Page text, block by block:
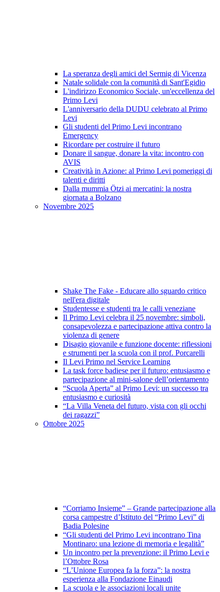
La speranza degli amici del Sermig di Vicenza
Natale solidale con la comunità di Sant'Egidio
L'indirizzo Economico Sociale, un'eccellenza del
Primo Levi
L'anniversario della DUDU celebrato al Primo
Levi
Gli studenti del Primo Levi incontrano
Emergency
Ricordare per costruire il futuro
Donare il sangue, donare la vita: incontro con
AVIS
Creatività in Azione: al Primo Levi pomeriggi di
talenti e diritti
Dalla mummia Ötzi ai mercatini: la nostra
giornata a Bolzano
Novembre 2025
Shake The Fake - Educare allo sguardo critico
nell'era digitale
Studentesse e studenti tra le calli veneziane
Il Primo Levi celebra il 25 novembre: simboli,
consapevolezza e partecipazione attiva contro la
violenza di genere
Disagio giovanile e funzione docente: riflessioni
e strumenti per la scuola con il prof. Porcarelli
Il Levi Primo nel Service Learning
La task force badiese per il futuro: entusiasmo e
partecipazione al mini-salone dell’orientamento
“Scuola Aperta” al Primo Levi: un successo tra
entusiasmo e curiosità
“La Villa Veneta del futuro, vista con gli occhi
dei ragazzi”
Ottobre 2025
“Corriamo Insieme” – Grande partecipazione alla
corsa campestre d’Istituto del “Primo Levi” di
Badia Polesine
“Gli studenti del Primo Levi incontrano Tina
Montinaro: una lezione di memoria e legalità”
Un incontro per la prevenzione: il Primo Levi e
l’Ottobre Rosa
“L’Unione Europea fa la forza”: la nostra
esperienza alla Fondazione Einaudi
La scuola e le associazioni locali unite